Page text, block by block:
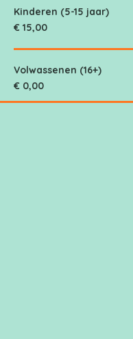
Kinderen (5-15 jaar)
€ 15,00
Volwassenen (16+)
€ 0,00